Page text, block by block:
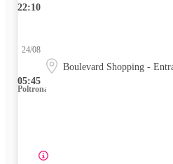
22:10
05:45
24/08
Boulevard Shopping -
Poltrona